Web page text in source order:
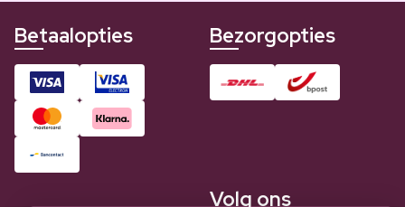
Betaalopties Bezorgopties
Volg ons